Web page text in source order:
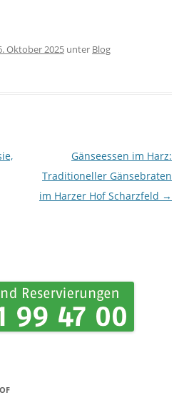
Oktober 2025 unter Blog
Gänseessen im Harz:
Traditioneller Gänsebraten
im Harzer Hof Scharzfeld →